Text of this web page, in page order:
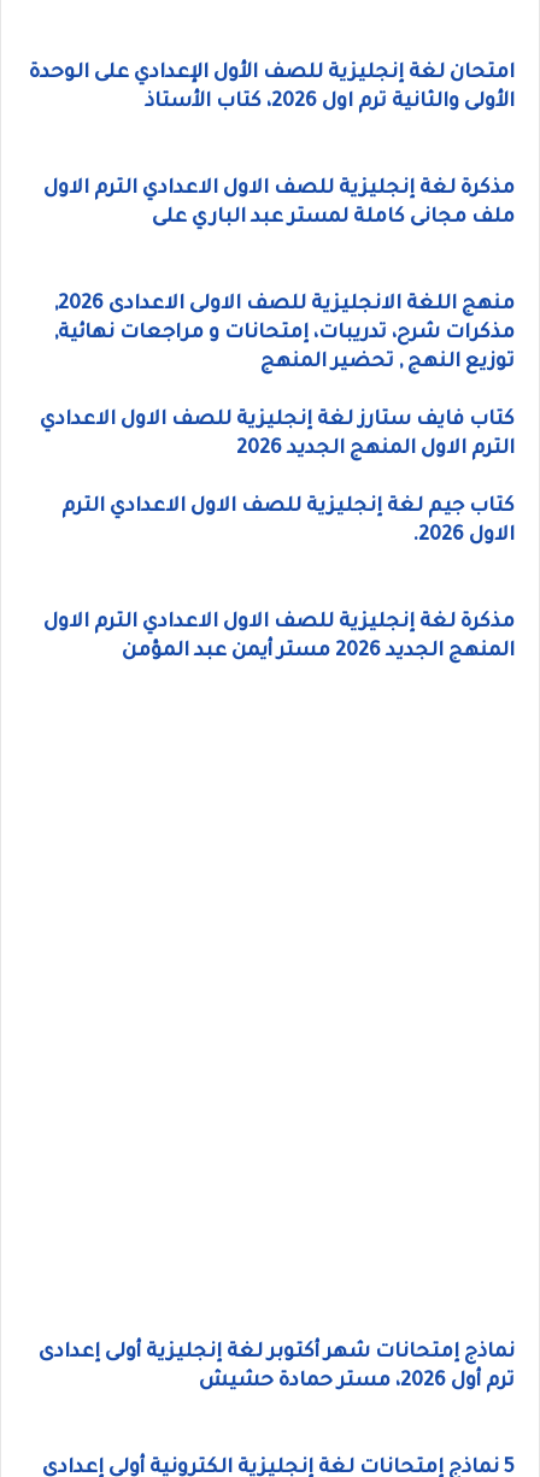
امتحان لغة إنجليزية للصف الأول الإعدادي على الوحدة
الأولى والثانية ترم اول 2026، كتاب الأستاذ
مذكرة لغة إنجليزية للصف الاول الاعدادي الترم الاول
ملف مجانى كاملة لمستر عبد الباري على
منهج اللغة الانجليزية للصف الاولى الاعدادى 2026,
مذكرات شرح، تدريبات، إمتحانات و مراجعات نهائية,
توزيع النهج , تحضير المنهج
كتاب فايف ستارز لغة إنجليزية للصف الاول الاعدادي
الترم الاول المنهج الجديد 2026
كتاب جيم لغة إنجليزية للصف الاول الاعدادي الترم
الاول 2026.
مذكرة لغة إنجليزية للصف الاول الاعدادي الترم الاول
المنهج الجديد 2026 مستر أيمن عبد المؤمن
نماذج إمتحانات شهر أكتوبر لغة إنجليزية أولى إعدادى
ترم أول 2026، مستر حمادة حشيش
5 نماذج إمتحانات لغة إنجليزية الكترونية أولى إعدادى